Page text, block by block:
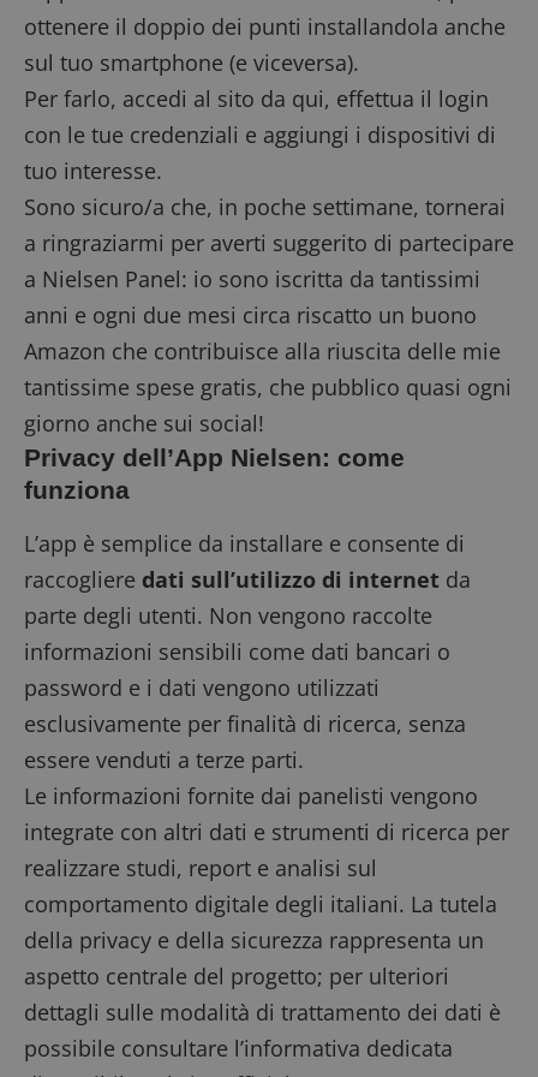
ottenere il doppio dei punti installandola anche
sul tuo smartphone (e viceversa).
Per farlo, accedi al sito da qui, effettua il login
con le tue credenziali e aggiungi i dispositivi di
tuo interesse.
Sono sicuro/a che, in poche settimane, tornerai
a ringraziarmi per averti suggerito di partecipare
a Nielsen Panel: io sono iscritta da tantissimi
anni e ogni due mesi circa riscatto un buono
Amazon che contribuisce alla riuscita delle mie
tantissime spese gratis, che pubblico quasi ogni
giorno anche sui social!
Privacy dell’App Nielsen: come
funziona
L’app è semplice da installare e consente di
raccogliere dati sull’utilizzo di internet da
parte degli utenti. Non vengono raccolte
informazioni sensibili come dati bancari o
password e i dati vengono utilizzati
esclusivamente per finalità di ricerca, senza
essere venduti a terze parti.
Le informazioni fornite dai panelisti vengono
integrate con altri dati e strumenti di ricerca per
realizzare studi, report e analisi sul
comportamento digitale degli italiani. La tutela
della privacy e della sicurezza rappresenta un
aspetto centrale del progetto; per ulteriori
dettagli sulle modalità di trattamento dei dati è
possibile consultare l’informativa dedicata
strettamente necessari.
Nome
Provider
_GRECAPTCHA
Google LLC
www.google.com
ApplicationGatewayAffinityCORS diae.emailsp.com
CookieScriptConsent
CookieScript
Privacy Policy